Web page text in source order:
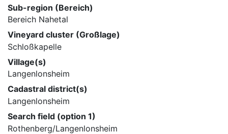
Sub-region (Bereich)
Bereich Nahetal
Vineyard cluster (Großlage)
Schloßkapelle
Village(s)
Langenlonsheim
Cadastral district(s)
Langenlonsheim
Search field (option 1)
Rothenberg/Langenlonsheim